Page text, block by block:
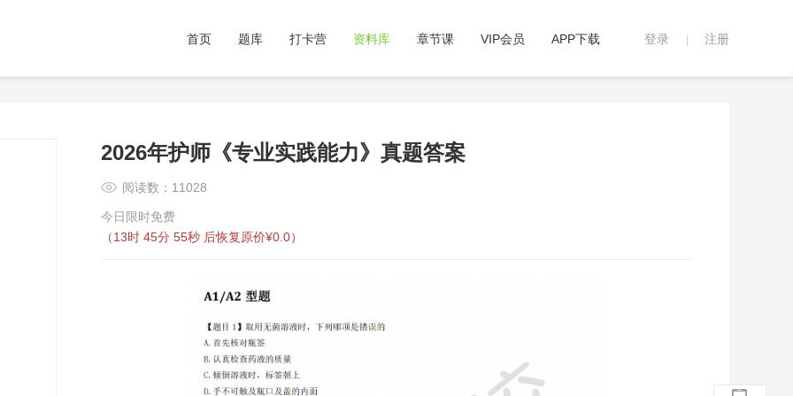
登录 注册
首页 题库 打卡营 资料库 章节课 VIP会员 APP下载
2026年护师《专业实践能力》真题答案
阅读数：11028
今日限时免费
（13时 45分 55秒 后恢复原价¥0.0）